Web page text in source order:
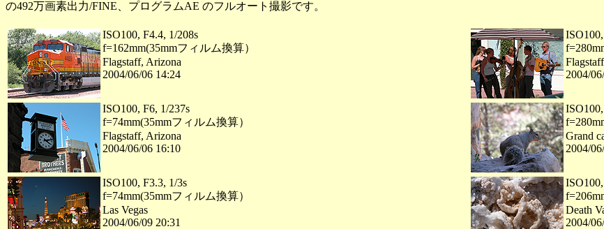
の492万画素出力/FINE、プログラムAE のフルオート撮影です。
ISO100, F4.4, 1/208s
f=162mm(35mmフィルム換算）
Flagstaff, Arizona
2004/06/06 14:24
ISO100, F6, 1/237s
f=74mm(35mmフィルム換算）
Flagstaff, Arizona
2004/06/06 16:10
ISO100, F3.3, 1/3s
f=74mm(35mmフィルム換算）
Las Vegas
2004/06/09 20:31
2004/
Grand
2004/
Death
2004/